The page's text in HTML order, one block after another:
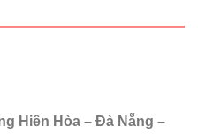
Hiền Hòa – Đà Nẵng –